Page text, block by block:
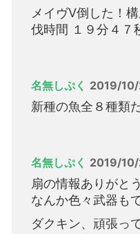
メイヴV倒した！
伐時間 １９分４７
名無しぷく 2019/
新種の魚全８種類
名無しぷく 2019/
扇の情報ありがと
なんか色々武器も
ダクキン、頑張っ